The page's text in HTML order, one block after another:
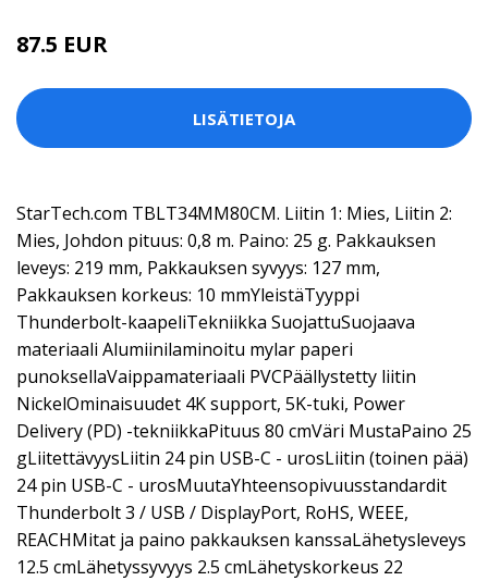
87.5 EUR
LISÄTIETOJA
StarTech.com TBLT34MM80CM. Liitin 1: Mies, Liitin 2:
Mies, Johdon pituus: 0,8 m. Paino: 25 g. Pakkauksen
leveys: 219 mm, Pakkauksen syvyys: 127 mm,
Pakkauksen korkeus: 10 mmYleistäTyyppi
Thunderbolt-kaapeliTekniikka SuojattuSuojaava
materiaali Alumiinilaminoitu mylar paperi
punoksellaVaippamateriaali PVCPäällystetty liitin
NickelOminaisuudet 4K support, 5K-tuki, Power
Delivery (PD) -tekniikkaPituus 80 cmVäri MustaPaino 25
gLiitettävyysLiitin 24 pin USB-C - urosLiitin (toinen pää)
24 pin USB-C - urosMuutaYhteensopivuusstandardit
Thunderbolt 3 / USB / DisplayPort, RoHS, WEEE,
REACHMitat ja paino pakkauksen kanssaLähetysleveys
12.5 cmLähetyssyvyys 2.5 cmLähetyskorkeus 22